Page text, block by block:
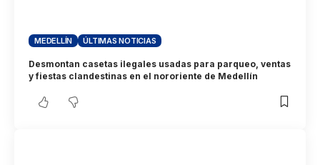
MEDELLÍN ÚLTIMAS NOTICIAS
Desmontan casetas ilegales usadas para parqueo, ventas
y fiestas clandestinas en el nororiente de Medellín